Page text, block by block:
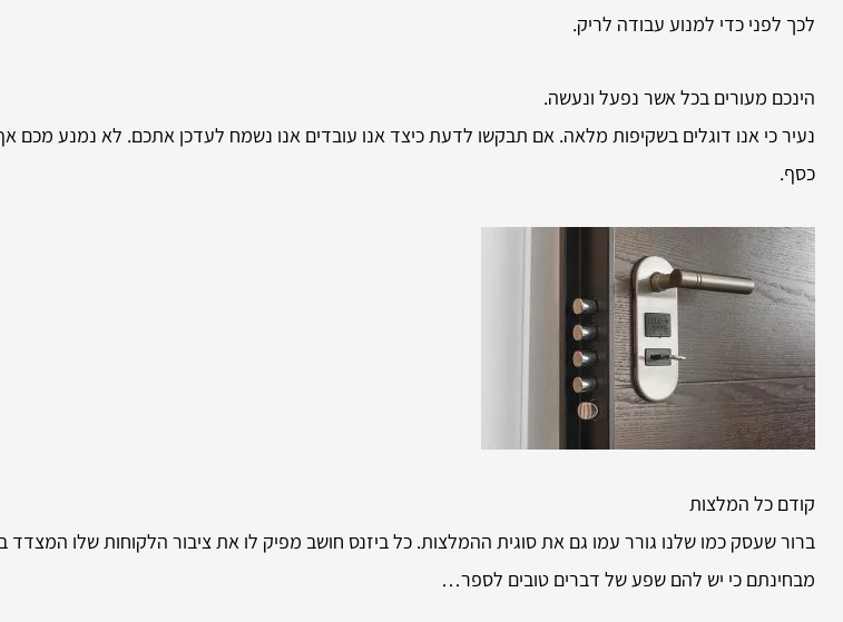
לכך לפני כדי למנוע עבודה לריק.
הינכם מעורים בכל אשר נפעל ונעשה.
נעיר כי אנו דוגלים בשקיפות מלאה. אם תבקשו לדעת כיצד אנו עובדים אנו נשמח לעדכן אתכם. לא נמנע מכם
כסף.
קודם כל המלצות
ברור שעסק כמו שלנו גורר עמו גם את סוגית ההמלצות. כל ביזנס חושב מפיק לו את ציבור הלקוחות שלו המצדד
מבחינתם כי יש להם שפע של דברים טובים לספר…